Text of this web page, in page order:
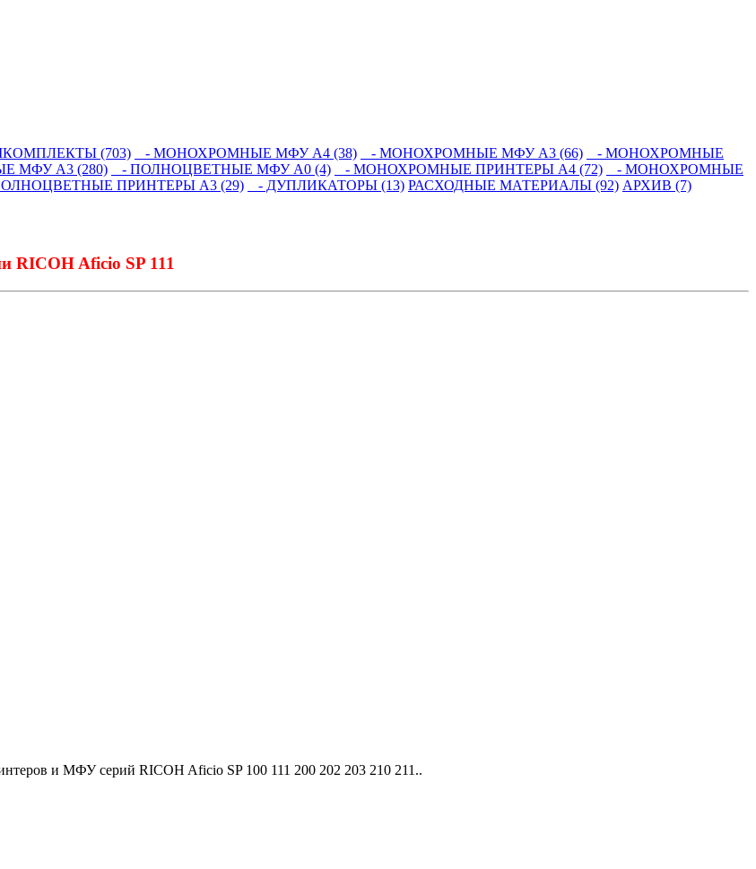
(703) - МОНОХРОМНЫЕ МФУ А4 (38) - МОНОХРОМНЫЕ МФУ А3 (66)
- МОНОХРОМНЫЕ
МФУ А3 (280) - ПОЛНОЦВЕТНЫЕ МФУ А0 (4) - МОНОХРОМНЫЕ ПРИНТЕРЫ А4 (72)
- МОНОХРОМНЫЕ
ПРИНТЕРЫ А3 (29) - ДУПЛИКАТОРЫ (13) РАСХОДНЫЕ МАТЕРИАЛЫ (92) АРХИВ (7)
RICOH Aficio SP 111
и МФУ серий RICOH Aficio SP 100 111 200 202 203 210 211..